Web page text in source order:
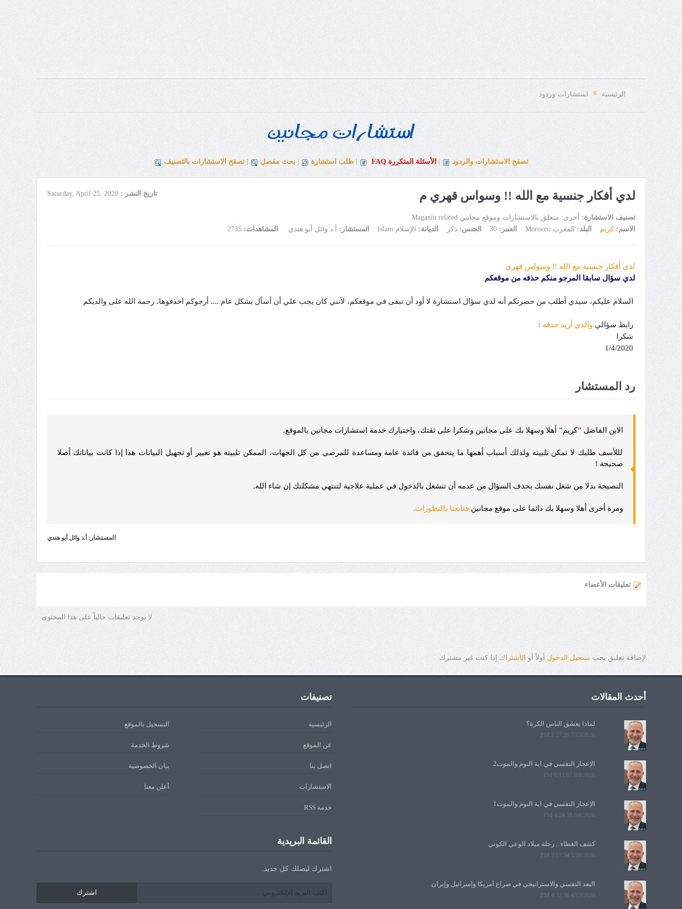
الرئيسية استشارات وردود
تصفح الاستشارات والردود الأسئلة المتكررة FAQ طلب استشارة | بحث مفصل | تصفح الاستشارات بالتصنيف
لدي أفكار جنسية مع الله !! وسواس قهري م تاريخ النشر :Saturday, April 25, 2020
تصنيف الاستشارة:
أخرى: متعلق بالاستشارات وموقع مجانين Maganin related
الاسم: كريم البلد: المغرب Morocco العمر:30 الجنس:ذكر الديانة: الإسلام Islam المستشار: أ.د وائل أبو هندي المشاهدات:2735
لدي أفكار جنسية مع الله !! وسواس قهري
لدي سؤال سابقا المرجو منكم حذفه من موقعكم
السلام عليكم، سيدي أطلب من حضرتكم أنه لدي سؤال استشارة لا أود أن تبقى في موقعكم، لأنني كان يجب علي أن أسأل بشكل عام .... أرجوكم احذفوها، رحمة الله على والديكم
رابط سؤالي والذي أريد حذفه :
شكرا
رد المستشار
الابن الفاضل "كريم" أهلا وسهلا بك على مجانين وشكرا على ثقتك، واختيارك خدمة استشارات مجانين بالموقع.
لللأسف طلبك لا تمكن تلبيته ولذلك أسباب أهمها ما يتحقق من فائدة عامة ومساعدة للمرضى من كل الجهات، الممكن تلبيته هو تغيير أو تجهيل البيانات هذا إذا كانت بياناتك أصلا
صحيحة !
النصيحة بدلا من شغل نفسك بحذف السؤال من عدمه أن تنشغل بالدخول في عملية علاجية لتنتهي مشكلتك إن شاء الله.
ومرة أخرى أهلا وسهلا بك دائما على موقع مجانين فتابعنا بالتطورات.
المستشار: أ.د وائل أبو هندي
تعليقات الأعضاء
لا يوجد تعليقات حالياً على هذا المحتوى
لإضافة تعليق يجبتسجيل الدخول أولاً أوالاشتراكإذا كنت غير مشترك
أحدث المقالات
لماذا يعشق الناس الكرة؟
7/13/2026 2:27:26 PM
الإعجاز النفسي في آية النوم والموت2
6/8/2026 6:11:07 PM
الإعجاز النفسي في آية النوم والموت1
6/6/2026 4:24:58 PM
كشف الغطاء... رحلة ميلاد الوعي الكوني
5/10/2026 3:17:54 PM
البعد النفسي والاستراتيجي في صراع أمريكا وإسرائيل وإيران
4/15/2026 4:32:56 PM
تصنيفات
الرئيسية التسجيل بالموقع
عن الموقع شروط الخدمة
اتصل بنا بيان الخصوصية
الاستشارات أعلن معنا
خدمة RSS
القائمة البريدية
اشترك ليصلك كل جديد.
اشترك